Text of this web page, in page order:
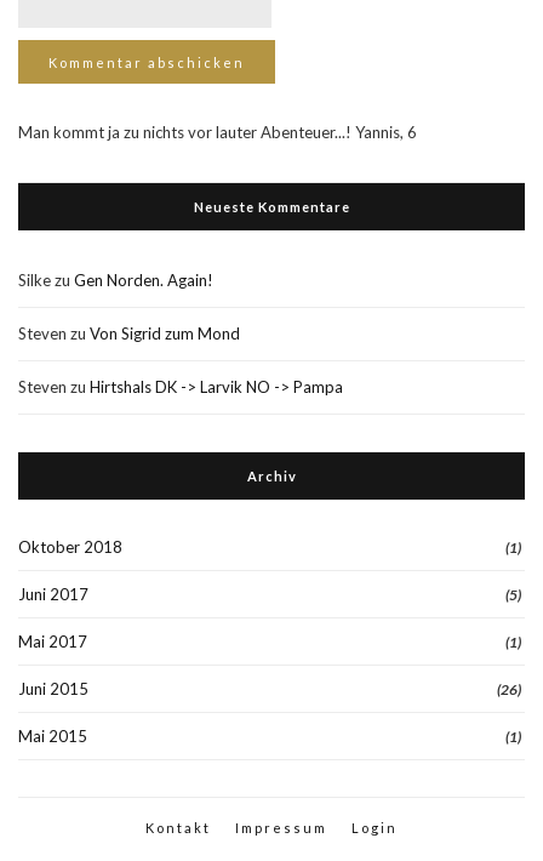
Man kommt ja zu nichts vor lauter Abenteuer...! Yannis, 6
Neueste Kommentare
Silkezu Gen Norden. Again!
Steven zu Von Sigrid zum Mond
Steven zu Hirtshals DK -> Larvik NO -> Pampa
Archiv
Oktober 2018 (1)
Juni 2017 (5)
Mai 2017 (1)
Juni 2015 (26)
Mai 2015 (1)
Kontakt Impressum Login